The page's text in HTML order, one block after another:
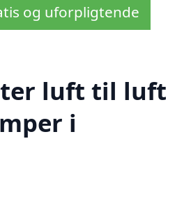
og uforpligtende
luft til luft
i